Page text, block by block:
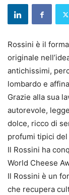
Rossini è il
originale
antichissimi,
lombardo e
Grazie alla sua
autorevole,
dolce, ricco di
profumi tipici
Il Rossini ha
World Cheese
Il Rossini è un
che recupera